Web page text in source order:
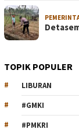
TOPIK POPULER
LIBURAN
#GMKI
#PMKRI